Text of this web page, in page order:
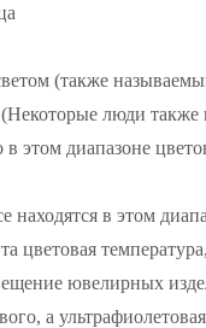
(также
люди
этом диапазоне
находятся в этом
цветовая
ювелирных
а